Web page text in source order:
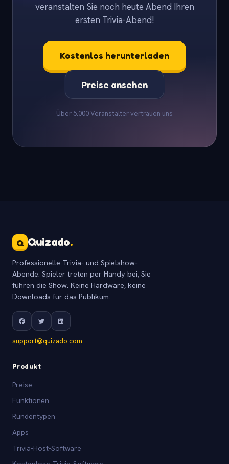
veranstalten Sie noch heute Abend Ihren
ersten Trivia-Abend!
Kostenlos herunterladen
Preise ansehen
Über 5.000 Veranstalter vertrauen uns
Q Quizado.
Professionelle Trivia- und Spielshow-
Abende. Spieler treten per Handy bei, Sie
führen die Show. Keine Hardware, keine
Downloads für das Publikum.
support@quizado.com
Produkt
Preise
Funktionen
Rundentypen
Apps
Trivia-Host-Software